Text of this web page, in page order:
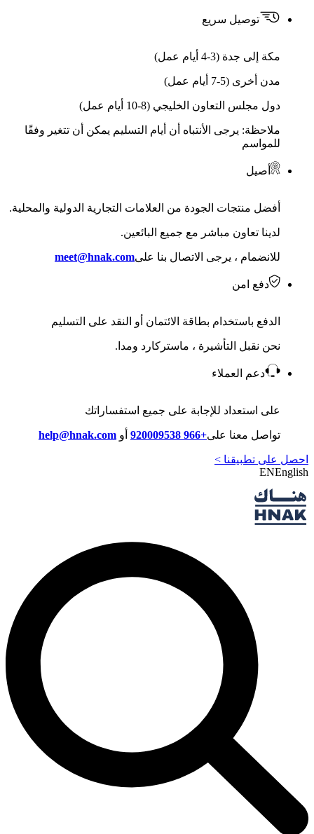
توصيل سريع
مكة إلى جدة (3-4 أيام عمل)
مدن أخرى (5-7 أيام عمل)
دول مجلس التعاون الخليجي (8-10 أيام عمل)
ملاحظة: يرجى الأنتباه أن أيام التسليم يمكن أن تتغير وفقًا
للمواسم
أصيل
أفضل منتجات الجودة من العلامات التجارية الدولية والمحلية.
لدينا تعاون مباشر مع جميع البائعين.
للانضمام ، يرجى الاتصال بنا علىmeet@hnak.com
دفع امن
الدفع باستخدام بطاقة الائتمان أو النقد على التسليم
نحن نقبل التأشيرة ، ماستركارد ومدا.
دعم العملاء
على استعداد للإجابة على جميع استفساراتك
تواصل معنا على+966 920009538 أو help@hnak.com
احصل على تطبيقنا >
ENEnglish